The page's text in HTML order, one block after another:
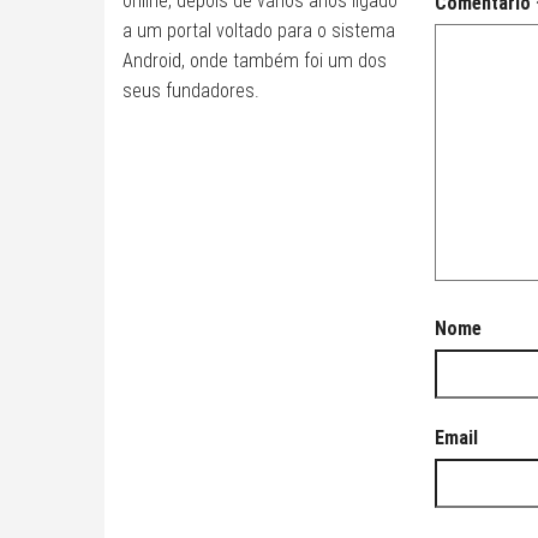
a um portal voltado para o sistema
Android, onde também foi um dos
seus fundadores.
Nome
Email